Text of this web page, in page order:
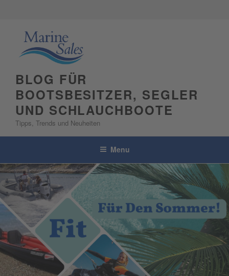
BLOG FÜR
BOOTSBESITZER, SEGLER
UND SCHLAUCHBOOTE
Tipps, Trends und Neuheiten
Menu